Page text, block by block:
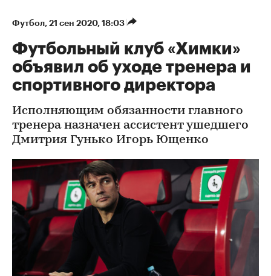
Футбол⁠, 21 сен 2020, 18:03
Футбольный клуб «Химки»
объявил об уходе тренера и
спортивного директора
Исполняющим обязанности главного
тренера назначен ассистент ушедшего
Дмитрия Гунько Игорь Ющенко